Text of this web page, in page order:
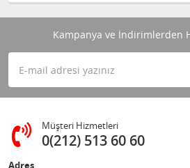
Kampanya ve İndirimlerden
Müşteri Hizmetleri
0(212) 513 60 60
Adres